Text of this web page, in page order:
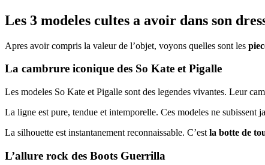
Les 3 modeles cultes a avoir dans son
Apres avoir compris la valeur de l’objet, voyons quelles sont les
La cambrure iconique des So Kate et Pigalle
Les modeles So Kate et Pigalle sont des legendes vivantes. Leur
La ligne est pure, tendue et intemporelle. Ces modeles ne subissent
La silhouette est instantanement reconnaissable. C’est la botte de
L’allure rock des Boots Guerrilla